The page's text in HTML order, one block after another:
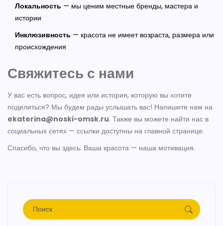
Локальность — мы ценим местные бренды, мастера и
истории
Инклюзивность — красота не имеет возраста, размера или
происхождения
Свяжитесь с нами
У вас есть вопрос, идея или история, которую вы хотите
поделиться? Мы будем рады услышать вас! Напишите нам на
ekaterina@noski-omsk.ru. Также вы можете найти нас в
социальных сетях — ссылки доступны на главной странице.
Спасибо, что вы здесь. Ваша красота — наша мотивация.